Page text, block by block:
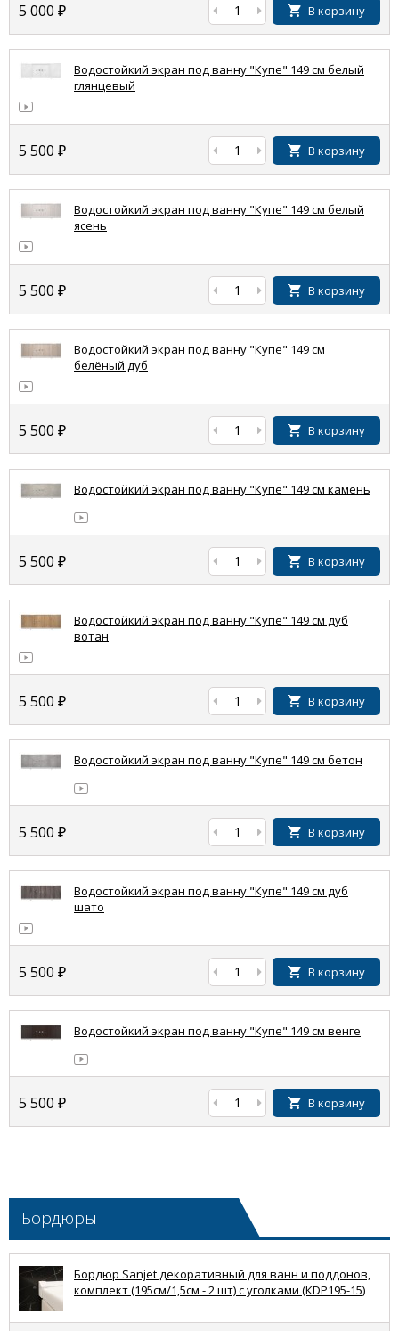
5 000 ₽ В корзину
Водостойкий экран под ванну "Купе" 149 см белый
глянцевый
5 500 ₽ В корзину
Водостойкий экран под ванну "Купе" 149 см белый
ясень
5 500 ₽ В корзину
Водостойкий экран под ванну "Купе" 149 см
белёный дуб
5 500 ₽ В корзину
Водостойкий экран под ванну "Купе" 149 см камень
5 500 ₽ В корзину
Водостойкий экран под ванну "Купе" 149 см дуб
вотан
5 500 ₽ В корзину
Водостойкий экран под ванну "Купе" 149 см бетон
5 500 ₽ В корзину
Водостойкий экран под ванну "Купе" 149 см дуб
шато
5 500 ₽ В корзину
Водостойкий экран под ванну "Купе" 149 см венге
5 500 ₽ В корзину
Бордюры
Бордюр Sanjet декоративный для ванн и поддонов,
комплект (195см/1,5см - 2 шт) с уголками (КDP195-15)